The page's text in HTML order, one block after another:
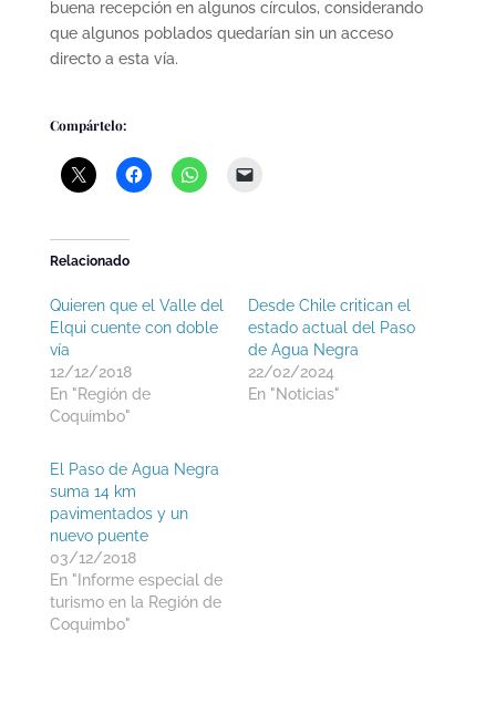
buena recepción en algunos círculos, considerando
que algunos poblados quedarían sin un acceso
directo a esta vía.
Compártelo:
Relacionado
Quieren que el Valle del
Elqui cuente con doble
vía
12/12/2018
En "Región de
Coquimbo"
Desde Chile critican el
estado actual del Paso
de Agua Negra
22/02/2024
En "Noticias"
El Paso de Agua Negra
suma 14 km
pavimentados y un
nuevo puente
03/12/2018
En "Informe especial de
turismo en la Región de
Coquimbo"